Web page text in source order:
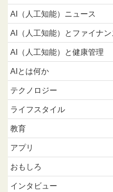
AI（人工知能）ニュース
AI（人工知能）とファイナン
AI（人工知能）と健康管理
AIとは何か
テクノロジー
ライフスタイル
教育
アプリ
おもしろ
インタビュー